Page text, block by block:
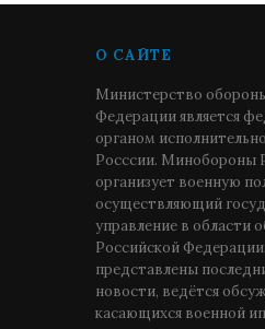
О САЙТЕ
Министерство
Федерации является
органом
Росссии. Минобороны
организует военную
осуществляющий
управление в области
Российской
представлены
новости, ведётся
касающихся военной